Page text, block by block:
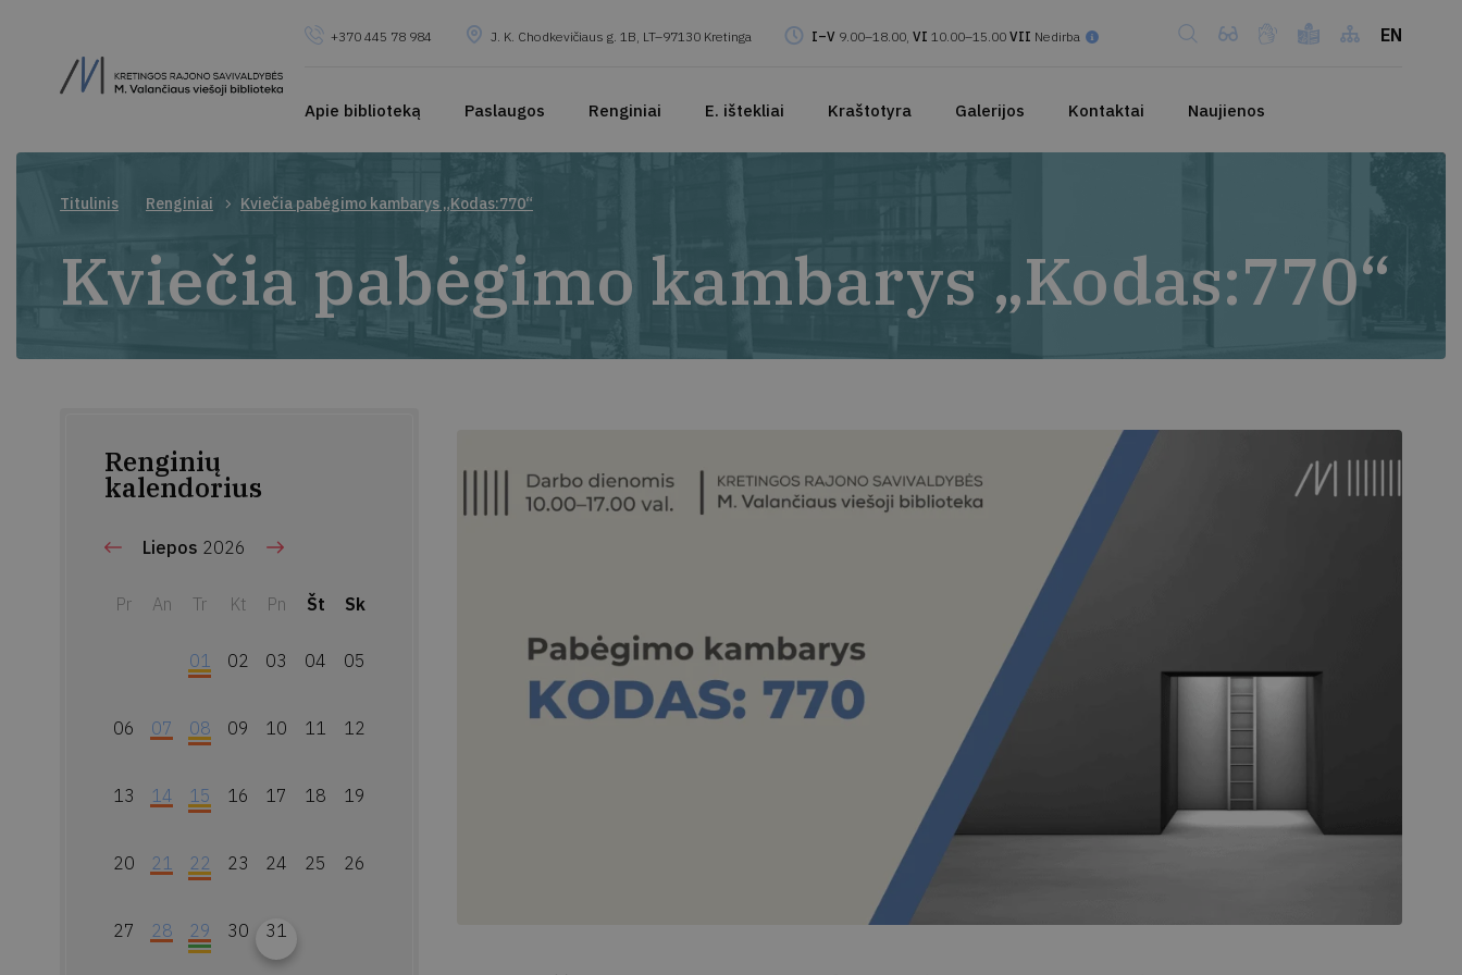
+370 445 78 984 J. K. Chodkevičiaus g. 1B, LT–97130 Kretinga I–V 9.00–18.00, VI 10.00–15.00 VII Nedirba EN
Apie biblioteką Paslaugos Renginiai E. ištekliai Kraštotyra Galerijos Kontaktai Naujienos
Titulinis Renginiai Kviečia pabėgimo kambarys „Kodas:770“
Kviečia pabėgimo kambarys „Kodas:770“
Renginių
kalendorius
Liepos 2026
Pr An Tr Kt Pn Št Sk
01 02 03 04 05
06 07 08 09 10 11 12
13 14 15 16 17 18 19
20 21 22 23 24 25 26
27 28 29 30 31